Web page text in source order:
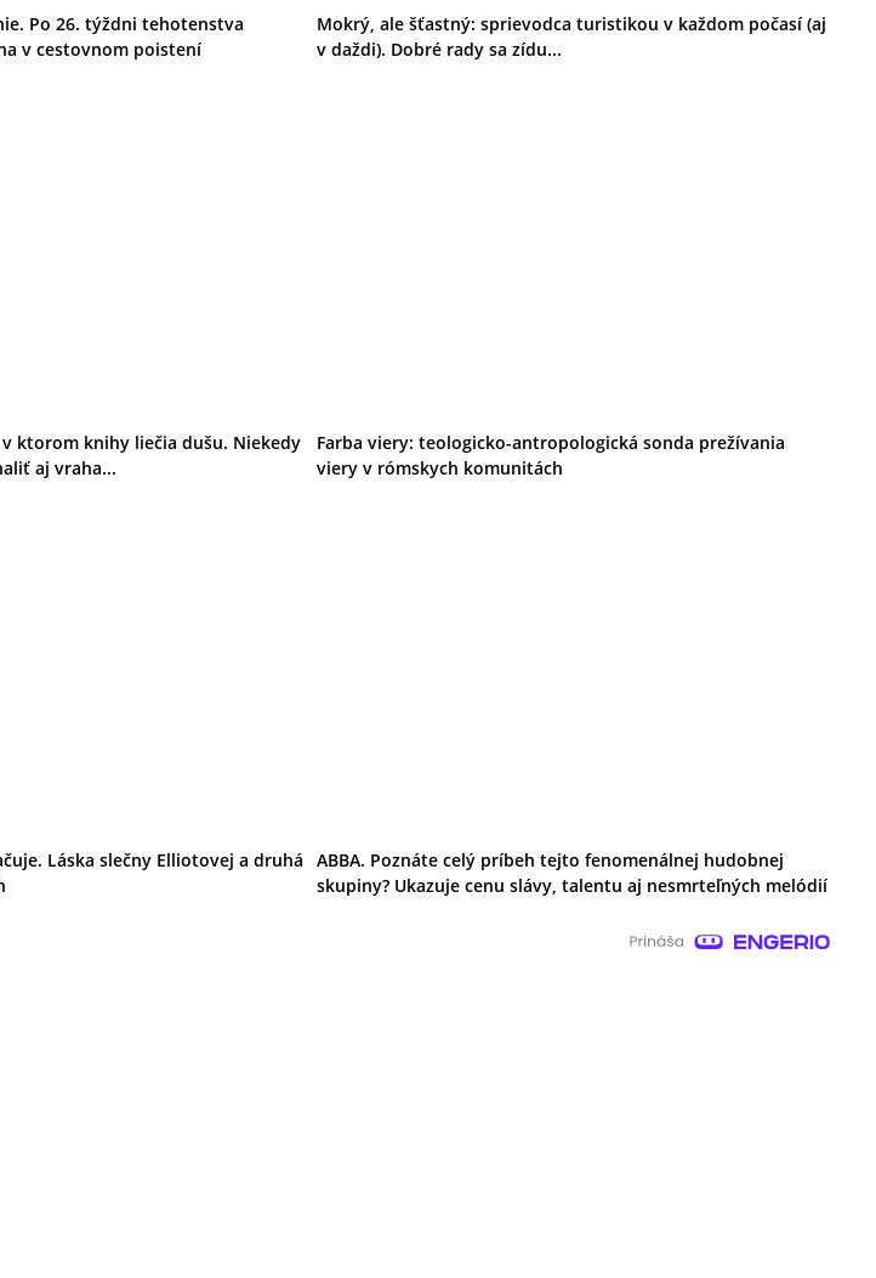
Po 26. týždni tehotenstva
v cestovnom poistení
Mokrý, ale šťastný: sprievodca turistikou v každom počasí (aj
v daždi). Dobré rady sa zídu...
ktorom knihy liečia dušu. Niekedy
aj vraha...
Farba viery: teologicko-antropologická sonda prežívania
viery v rómskych komunitách
Láska slečny Elliotovej a druhá
ABBA. Poznáte celý príbeh tejto fenomenálnej hudobnej
skupiny? Ukazuje cenu slávy, talentu aj nesmrteľných melódií